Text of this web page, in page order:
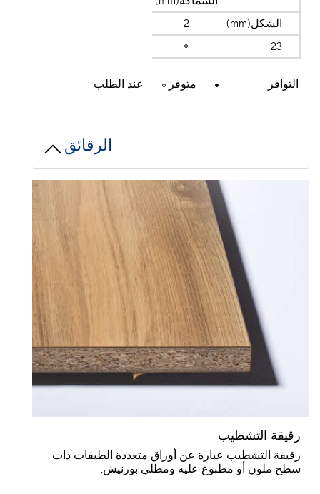
الشكل(mm)
التوافر متوفر عند الطلب
الرقائق
التشطيب
التشطيب عبارة عن أوراق متعددة الطبقات ذات
ملون أو مطبوع عليه ومطلي بورنيش.